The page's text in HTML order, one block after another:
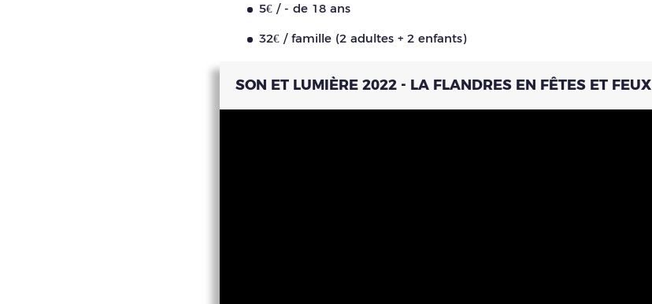
5€ / - de 18 ans
32€ / famille (2 adultes + 2 enfants)
SON ET LUMIÈRE 2022 - LA FLANDRES EN FÊTES ET FEUX